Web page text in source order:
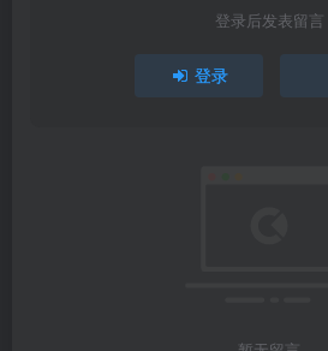
登录后发表留言
登录